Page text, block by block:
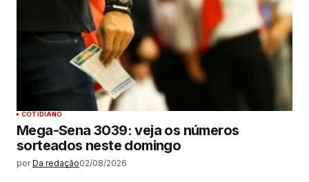
COTIDIANO
Mega-Sena 3039: veja os números
sorteados neste domingo
por Da redação02/08/2026